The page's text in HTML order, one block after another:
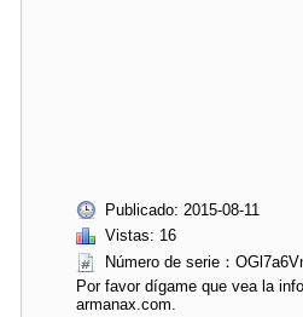
Publicado: 2015-08-11
Vistas: 16
Número de serie：
Por favor dígame que vea la
armanax.com.